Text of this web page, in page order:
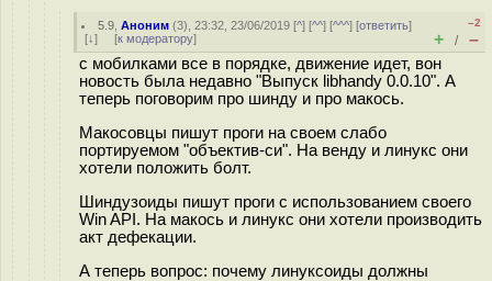
5.9 ,Аноним (3), 23:32, 23/06/2019 [^] [^^] [^^^] [ответить]
[↓] [к модератору]
–2
+ / –
с мобилками все в порядке, движение идет, вон
новость была недавно "Выпуск libhandy 0.0.10". А
теперь поговорим про шинду и про макось.
Макосовцы пишут проги на своем слабо
портируемом "объектив-си". На венду и линукс они
хотели положить болт.
Шиндузоиды пишут проги с использованием своего
Win API. На макось и линукс они хотели производить
акт дефекации.
А теперь вопрос: почему линуксоиды должны